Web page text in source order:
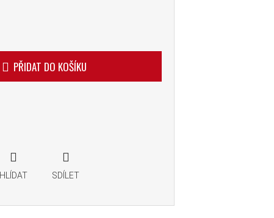
PŘIDAT DO KOŠÍKU
HLÍDAT SDÍLET